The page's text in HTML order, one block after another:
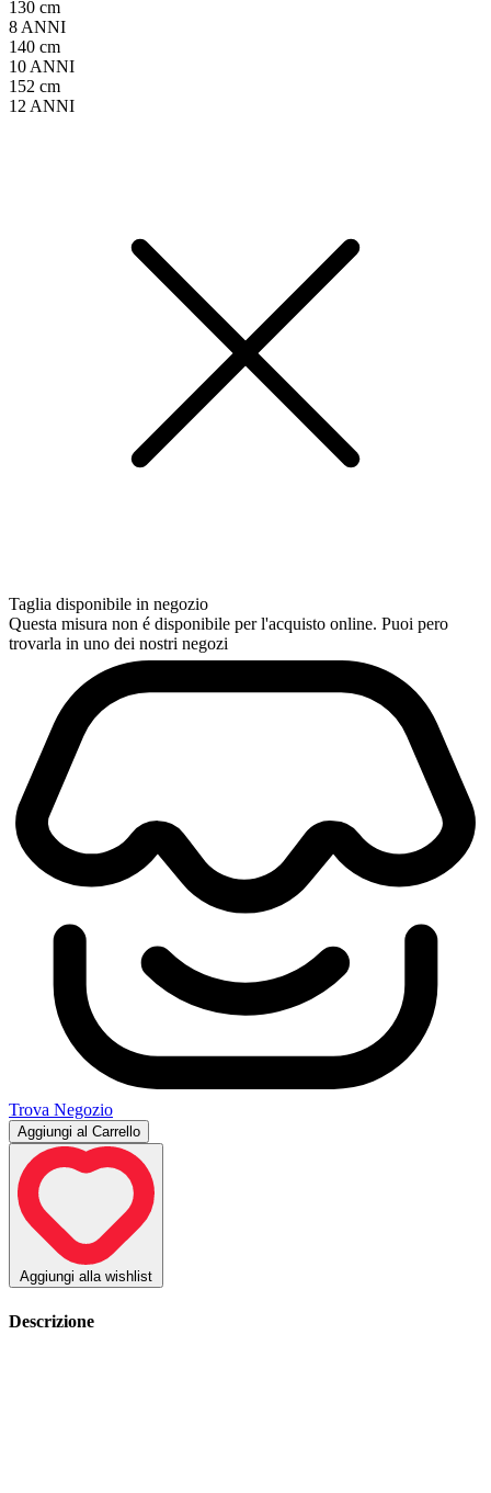
130 cm
8 ANNI
140 cm
10 ANNI
152 cm
12 ANNI
Taglia disponibile in negozio
Questa misura non é disponibile per l'acquisto online. Puoi pero
trovarla in uno dei nostri negozi
Trova Negozio
Aggiungi al Carrello
Aggiungi alla wishlist
Descrizione